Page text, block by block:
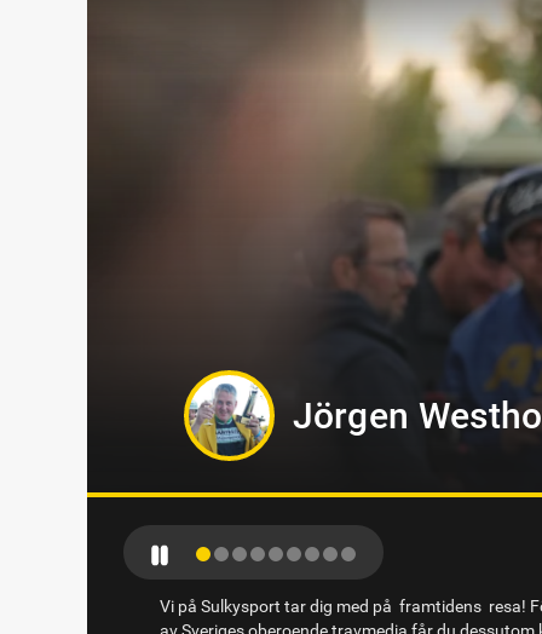
Sandra
Vi på Sulkysport tar dig med på framtidens resa!